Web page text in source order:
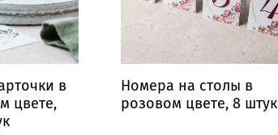
в
цвете,
Номера на столы в
розовом цвете, 8 штук